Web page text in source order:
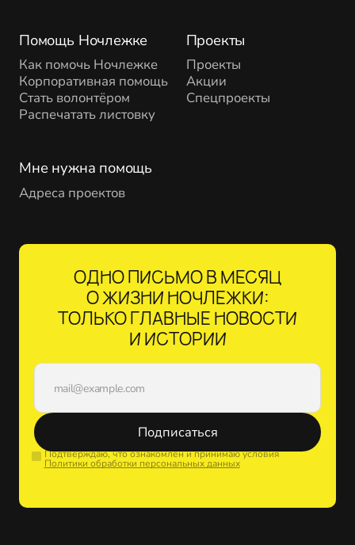
Помощь Ночлежке
Как помочь Ночлежке
Корпоративная помощь
Стать волонтёром
Распечатать листовку
Проекты
Проекты
Акции
Спецпроекты
Мне нужна помощь
Адреса проектов
ОДНО ПИСЬМО В МЕСЯЦ
О ЖИЗНИ НОЧЛЕЖКИ:
ТОЛЬКО ГЛАВНЫЕ НОВОСТИ
И ИСТОРИИ
Подписаться
Подтверждаю, что ознакомлен и принимаю условия
Политики обработки персональных данных